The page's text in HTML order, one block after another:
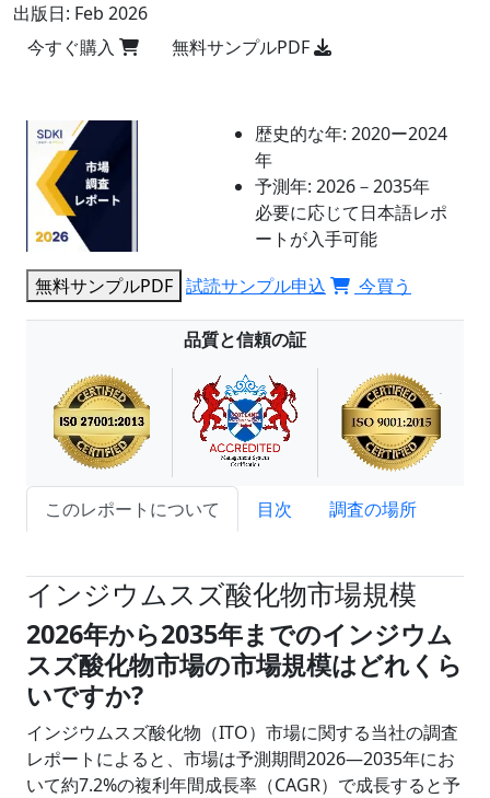
出版日: Feb 2026
今すぐ購入
無料サンプルPDF
歴史的な年: 2020ー2024
年
予測年: 2026－2035年
必要に応じて日本語レポ
ートが入手可能
無料サンプルPDF 試読サンプル申込 今買う
品質と信頼の証
このレポートについて 目次
調査の場所
インジウムスズ酸化物市場規模
2026年から2035年までのインジウム
スズ酸化物市場の市場規模はどれくら
いですか?
インジウムスズ酸化物（ITO）市場に関する当社の調査
レポートによると、市場は予測期間2026―2035年にお
いて約7.2%の複利年間成長率（CAGR）で成長すると予